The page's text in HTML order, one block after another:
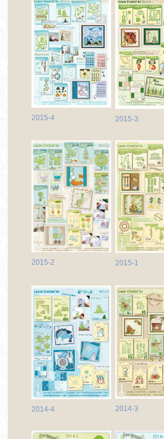
2015-4 2015-3
2015-2 2015-1
2014-4 2014-3